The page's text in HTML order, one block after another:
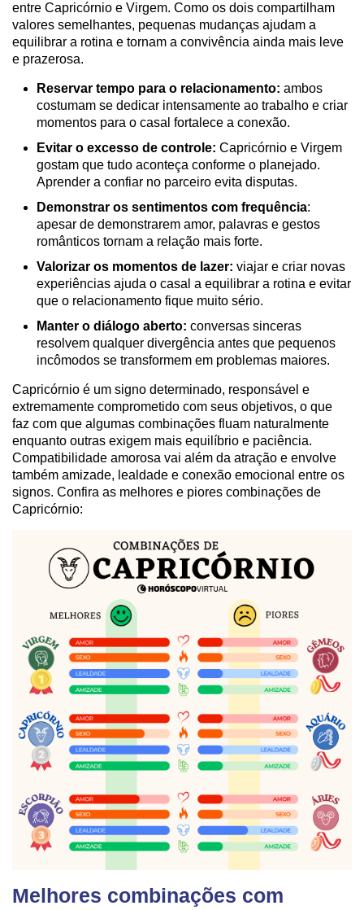
entre Capricórnio e Virgem. Como os dois compartilham
valores semelhantes, pequenas mudanças ajudam a
equilibrar a rotina e tornam a convivência ainda mais leve
e prazerosa.
Reservar tempo para o relacionamento: ambos
costumam se dedicar intensamente ao trabalho e criar
momentos para o casal fortalece a conexão.
Evitar o excesso de controle: Capricórnio e Virgem
gostam que tudo aconteça conforme o planejado.
Aprender a confiar no parceiro evita disputas.
Demonstrar os sentimentos com frequência:
apesar de demonstrarem amor, palavras e gestos
românticos tornam a relação mais forte.
Valorizar os momentos de lazer: viajar e criar novas
experiências ajuda o casal a equilibrar a rotina e evitar
que o relacionamento fique muito sério.
Manter o diálogo aberto: conversas sinceras
resolvem qualquer divergência antes que pequenos
incômodos se transformem em problemas maiores.
Capricórnio é um signo determinado, responsável e
extremamente comprometido com seus objetivos, o que
faz com que algumas combinações fluam naturalmente
enquanto outras exigem mais equilíbrio e paciência.
Compatibilidade amorosa vai além da atração e envolve
também amizade, lealdade e conexão emocional entre os
signos. Confira as melhores e piores combinações de
Capricórnio:
Melhores combinações com